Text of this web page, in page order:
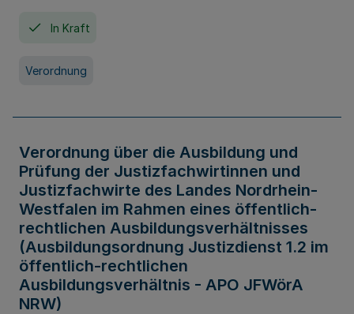
In Kraft
Verordnung
Verordnung über die Ausbildung und
Prüfung der Justizfachwirtinnen und
Justizfachwirte des Landes Nordrhein-
Westfalen im Rahmen eines öffentlich-
rechtlichen Ausbildungsverhältnisses
(Ausbildungsordnung Justizdienst 1.2 im
öffentlich-rechtlichen
Ausbildungsverhältnis - APO JFWörA
NRW)